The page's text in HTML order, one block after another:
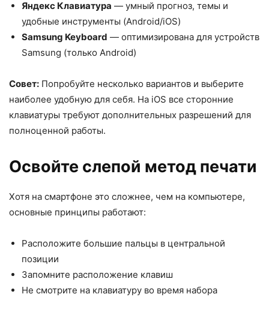
Яндекс Клавиатура — умный прогноз, темы и
удобные инструменты (Android/iOS)
Samsung Keyboard — оптимизирована для устройств
Samsung (только Android)
Совет: Попробуйте несколько вариантов и выберите
наиболее удобную для себя. На iOS все сторонние
клавиатуры требуют дополнительных разрешений для
полноценной работы.
Освойте слепой метод печати
Хотя на смартфоне это сложнее, чем на компьютере,
основные принципы работают:
Расположите большие пальцы в центральной
позиции
Запомните расположение клавиш
Не смотрите на клавиатуру во время набора